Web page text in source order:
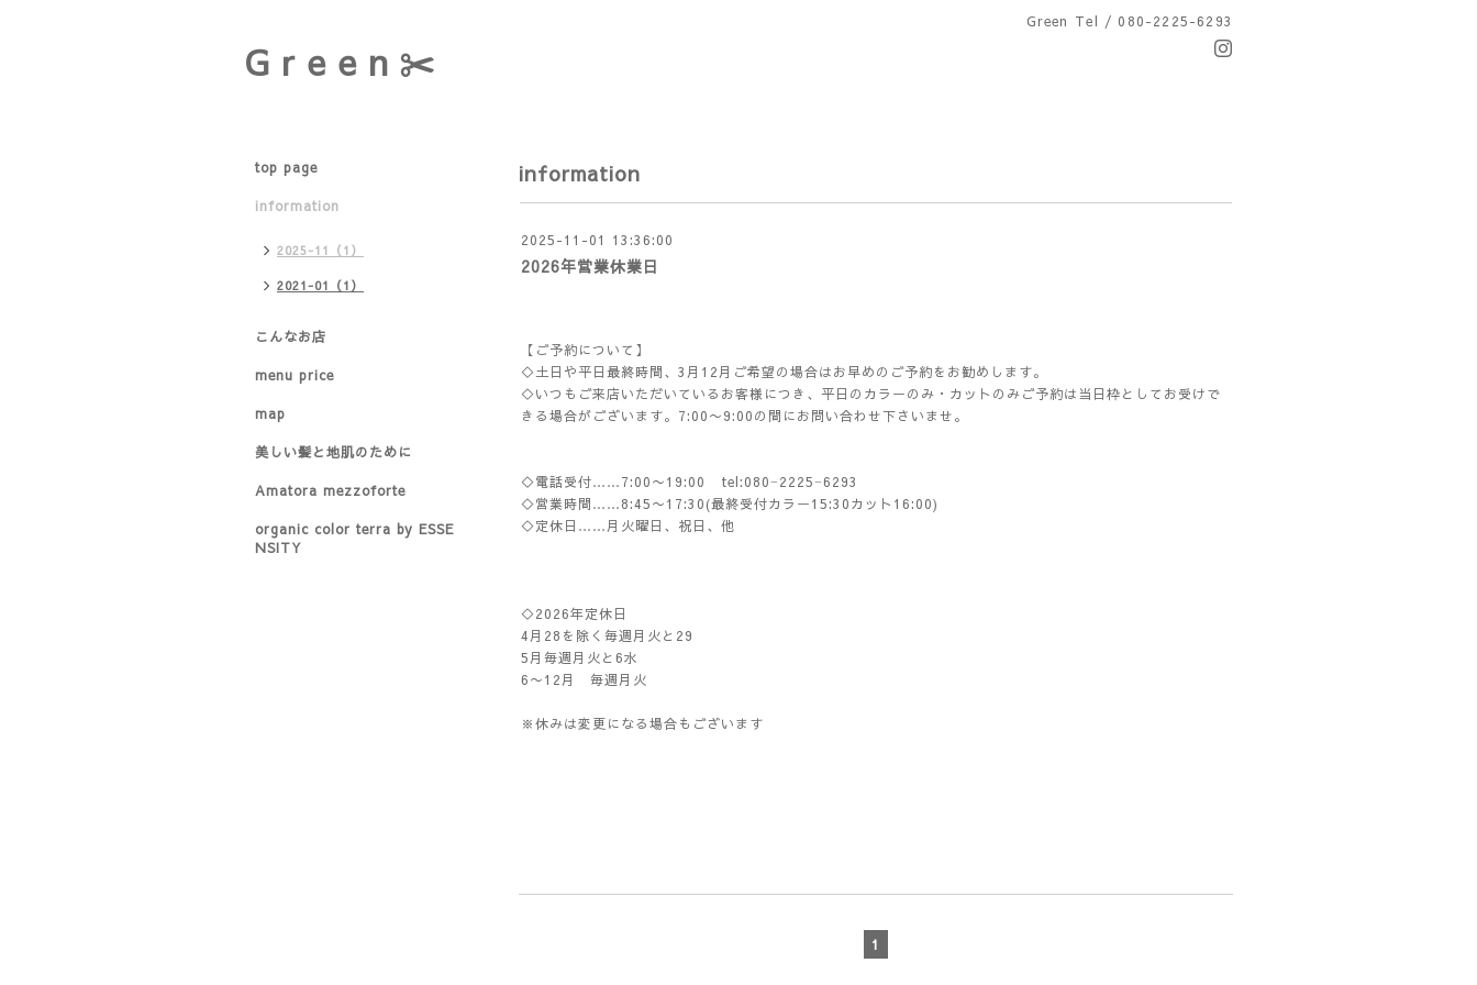
Green Tel / 080-2225-6293
G r e e n ✂︎
information
2025-11-01 13:36:00
2026年営業休業日
【ご予約について】
◇土日や平日最終時間、3月12月ご希望の場合はお早めのご予約をお勧めします。
◇いつもご来店いただいているお客様につき、平日のカラーのみ・カットのみご予約は当日枠としてお受けで
きる場合がございます。7:00〜9:00の間にお問い合わせ下さいませ。
◇電話受付……7:00〜19:00 tel:080−2225−6293
◇営業時間……8:45〜17:30(最終受付カラー15:30カット16:00)
◇定休日……月火曜日、祝日、他
◇2026年定休日
4月28を除く毎週月火と29
5月毎週月火と6水
6〜12月 毎週月火
※休みは変更になる場合もございます
1
top page
information
2025-11（1）
2021-01（1）
こんなお店
menu price
map
美しい髪と地肌のために
Amatora mezzoforte
organic color terra by ESSE
NSITY